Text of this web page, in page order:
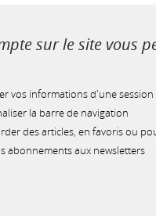
sur le site vous
vos informations d'une session
la barre de navigation
des articles, en favoris ou
abonnements aux newsletters